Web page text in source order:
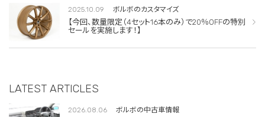
2025.10.09 ボルボのカスタマイズ
【今回、数量限定（4セット16本のみ）で20％OFFの特別
セールを実施します！】
LATEST ARTICLES
2026.08.06 ボルボの中古車情報